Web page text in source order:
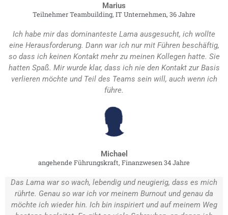
Marius
Teilnehmer Teambuilding, IT Unternehmen, 36 Jahre
Ich habe mir das dominanteste Lama ausgesucht, ich wollte
eine Herausforderung. Dann war ich nur mit Führen beschäftig,
so dass ich keinen Kontakt mehr zu meinen Kollegen hatte. Sie
hatten Spaß. Mir wurde klar, dass ich nie den Kontakt zur Basis
verlieren möchte und Teil des Teams sein will, auch wenn ich
führe.
Michael
angehende Führungskraft, Finanzwesen 34 Jahre
Das Lama war so wach, lebendig und neugierig, dass es mich
rührte. Genau so war ich vor meinem Burnout und genau da
möchte ich wieder hin. Ich bin inspiriert und auf meinem Weg